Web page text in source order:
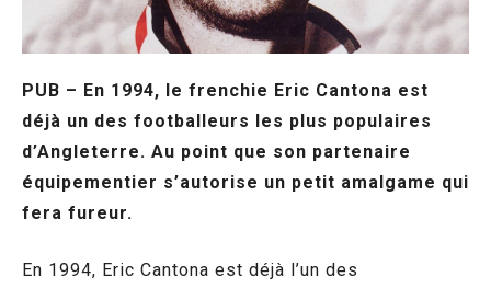
PUB – En 1994, le frenchie Eric Cantona est
déjà un des footballeurs les plus populaires
d’Angleterre. Au point que son partenaire
équipementier s’autorise un petit amalgame qui
fera fureur.
En 1994, Eric Cantona est déjà l’un des